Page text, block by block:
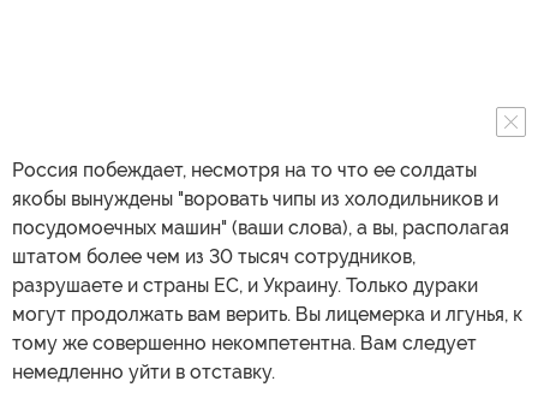
Россия побеждает, несмотря на то что ее солдаты
якобы вынуждены "воровать чипы из холодильников и
посудомоечных машин" (ваши слова), а вы, располагая
штатом более чем из 30 тысяч сотрудников,
разрушаете и страны ЕС, и Украину. Только дураки
могут продолжать вам верить. Вы лицемерка и лгунья, к
тому же совершенно некомпетентна. Вам следует
немедленно уйти в отставку.